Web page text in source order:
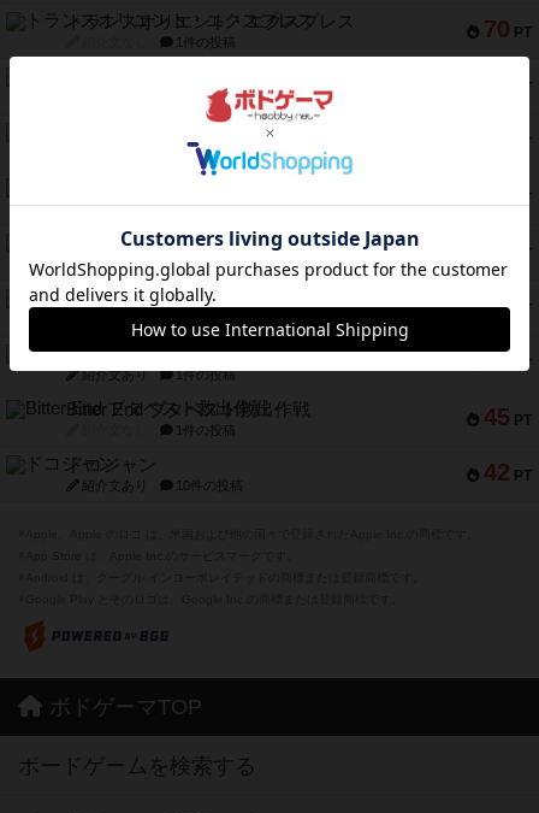
70 PT
トランスオリエント・エクスプレス
1件の投稿
PT
1件の投稿
PT
キャプテン・フリップ：イスラ・ボンバ
2件の投稿
PT
紹介文あり 1件の投稿
PT
エコーズ・オブ・タイム
紹介文なし 8件の投稿
45 PT
スカルキング
PT
海兵隊
紹介文あり 1件の投稿
45 PT
Bitter End ブタペスト救出作戦
1件の投稿
42 PT
ドコジャン
紹介文あり 10件の投稿
ボドゲーマTOP
ボードゲームを検索する